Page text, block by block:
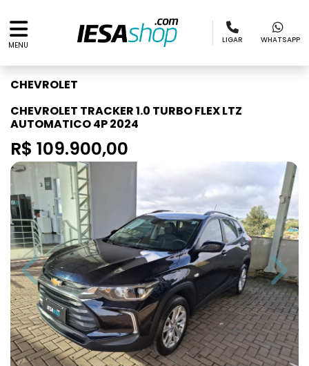
MENU
LIGAR WHATSAPP
CHEVROLET
CHEVROLET TRACKER 1.0 TURBO FLEX LTZ
AUTOMATICO 4P 2024
R$ 109.900,00
Previous Next